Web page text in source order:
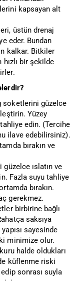
kapsayan alt
üstün drenaj
eder. Bundan
kalkar. Bitkiler
bir şekilde
güzelce
Yüzey
tahliye edin. (Tercihe
ilave edebilirsiniz).
bırakın ve
ıslatın ve
Fazla suyu tahliye
bırakın.
gerekmez.
birbirine bağlı
saksıya
sayesinde
minimize olur.
halde oldukları
küflenme riski
sonrası suyla